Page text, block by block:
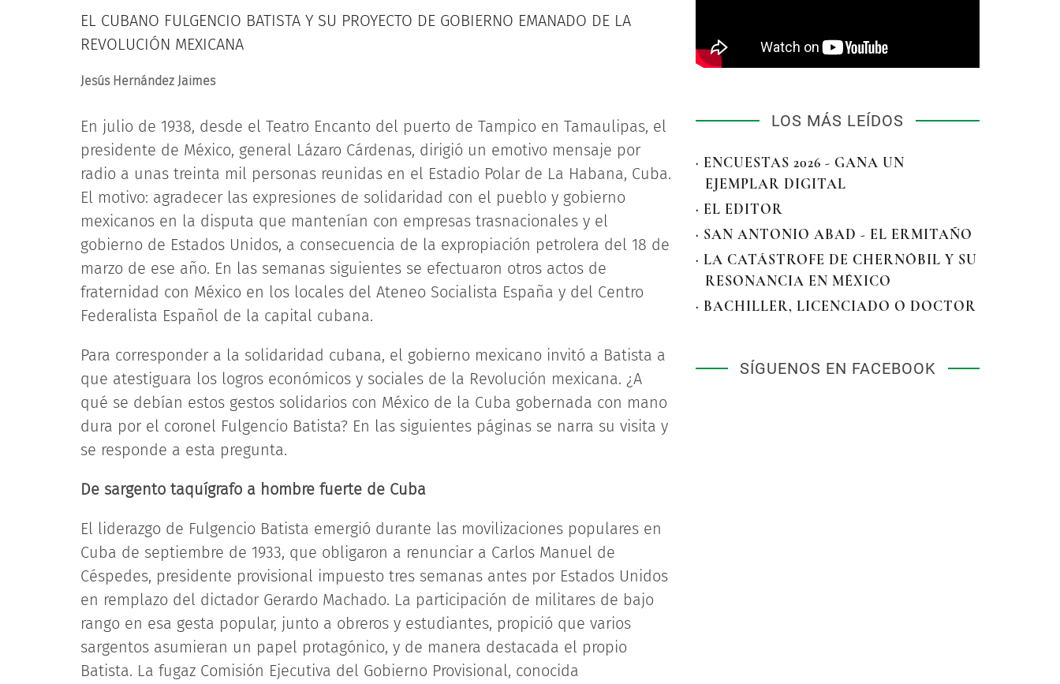
EL CUBANO FULGENCIO BATISTA Y SU PROYECTO DE GOBIERNO EMANADO DE LA
REVOLUCIÓN MEXICANA
Jesús Hernández Jaimes
En julio de 1938, desde el Teatro Encanto del puerto de Tampico en Tamaulipas, el
presidente de México, general Lázaro Cárdenas, dirigió un emotivo mensaje por
radio a unas treinta mil personas reunidas en el Estadio Polar de La Habana, Cuba.
El motivo: agradecer las expresiones de solidaridad con el pueblo y gobierno
mexicanos en la disputa que mantenían con empresas trasnacionales y el
gobierno de Estados Unidos, a consecuencia de la expropiación petrolera del 18 de
marzo de ese año. En las semanas siguientes se efectuaron otros actos de
fraternidad con México en los locales del Ateneo Socialista España y del Centro
Federalista Español de la capital cubana.
Para corresponder a la solidaridad cubana, el gobierno mexicano invitó a Batista a
que atestiguara los logros económicos y sociales de la Revolución mexicana. ¿A
qué se debían estos gestos solidarios con México de la Cuba gobernada con mano
dura por el coronel Fulgencio Batista? En las siguientes páginas se narra su visita y
se responde a esta pregunta.
De sargento taquígrafo a hombre fuerte de Cuba
El liderazgo de Fulgencio Batista emergió durante las movilizaciones populares en
Cuba de septiembre de 1933, que obligaron a renunciar a Carlos Manuel de
Céspedes, presidente provisional impuesto tres semanas antes por Estados Unidos
en remplazo del dictador Gerardo Machado. La participación de militares de bajo
rango en esa gesta popular, junto a obreros y estudiantes, propició que varios
sargentos asumieran un papel protagónico, y de manera destacada el propio
Batista. La fugaz Comisión Ejecutiva del Gobierno Provisional, conocida
LOS MÁS LEÍDOS
· ENCUESTAS 2026 - GANA UN
EJEMPLAR DIGITAL
· EL EDITOR
· SAN ANTONIO ABAD - EL ERMITAÑO
· LA CATÁSTROFE DE CHERNÓBIL Y SU
RESONANCIA EN MÉXICO
· BACHILLER, LICENCIADO O DOCTOR
SÍGUENOS EN FACEBOOK